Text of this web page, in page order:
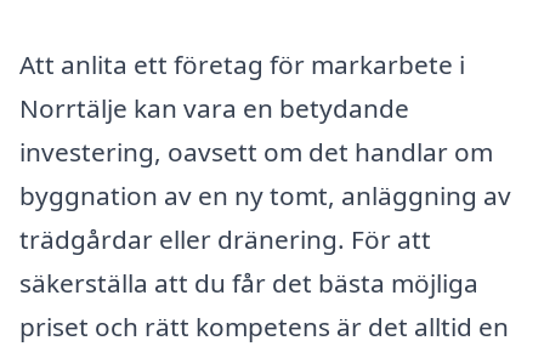
Att anlita ett företag för markarbete i
Norrtälje kan vara en betydande
investering, oavsett om det handlar om
byggnation av en ny tomt, anläggning av
trädgårdar eller dränering. För att
säkerställa att du får det bästa möjliga
priset och rätt kompetens är det alltid en